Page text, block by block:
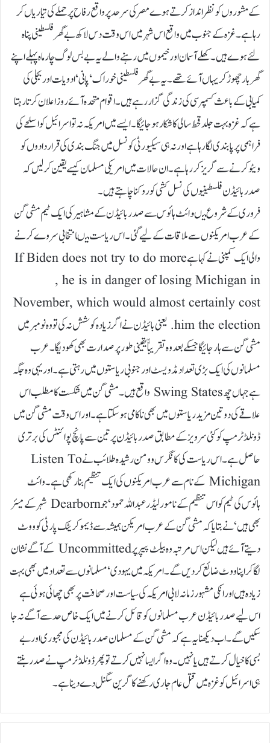
کے مشوروں کو نظر انداز کرتے ہوے مصر کی سرحد پر واقع رفاح پر حملے کی تیاریاں کر
رہا ہے۔ غزہ کے جنوب میں واقع اس شہر میں اس وقت دس لاکھ بے گھر فلسطینی پناہ
لئے ہوے ہیں۔ کھلے آسمان اور خیموں میں رہنے والے یہ بے بس لوگ چار ماہ پہلے اپنے
گھر بار چھوڑ کر یہاں آئے تھے۔ یہ بے گھر فلسطینی خوراک‘ پانی‘ ادویات اور بجلی کی
کمیابی کے باعث کسمپرسی کی زندگی گزار رہے ہیں۔ اقوام متحدہ آئے روز اعلان کرتا رہتا
ہے کہ غزہ بہت جلد قحط سالی کا شکار ہو جائیگا۔ ایسے میں امریکہ نہ تو اسرائیل کو اسلحے کی
فراہمی پر پابندی لگا رہا ہے اور نہ ہی سیکیورٹی کونسل میں جنگ بندی کی قراردادوں کو
ویٹو کرنے سے گریز کر رہا ہے۔ ان حالات میں امریکی مسلمان کیسے یقین کر لیں کہ
صدر بائیڈن فلسطینیوں کی نسل کشی کو روکنا چاہتے ہیں۔
فروری کے شروع میںوائٹ ہائوس سے صدر بائیڈن کے مشاہیر کی ایک ٹیم مشی گن
کے عرب امریکنوں سے ملاقات کے لیے گئی۔ اس ریاست میںانتخابی سروے کرنے
والی ایک کمپنی نے کہا ہےIf Biden does not try to do more
, he is in danger of losing Michigan in
November, which would almost certainly cost
him the election. یعنی بائیڈن نے اگر زیادہ کوشش نہ کی تو وہ نومبر میں
مشی گن سے ہار جائیگا جسکے بعد وہ تقریباّّ یقینی طور پر صدارت بھی کھو دیگا۔ عرب
مسلمانوں کی ایک بڑی تعداد مڈ ویسٹ اور جنوبی ریاستوں میں رہتی ہے۔ اور یہی وہ جگہ
ہے جہاں چھ Swing States واقع ہیں۔ مشی گن میں شکست کا مطلب اس
علاقے کی دو تین مزید ریاستوں میں بھی ناکامی ہو سکتا ہے۔ اور اس وقت مشی گن میں
ڈونلڈ ٹرمپ کو کئی سرویز کے مطابق صدر بائیڈن پر تین سے پانچ پوائنٹس کی برتری
حاصل ہے۔ اس ریاست کی کانگرس وومن رشیدہ طلائب نے Listen To
Michigan کے نام سے عرب امریکنوں کی ایک تنظیم بنا رکھی ہے۔ وائٹ
ہائوس کی ٹیم کو اس تنظیم کے نامور لیڈر عبداللہ حمود‘ جو Dearborn شہر کے میئر
بھی ہیں‘ نے بتایا کہ مشی گن کے عرب امریکن ہمیشہ سے ڈیموکریٹک پارٹی کو ووٹ
دیتے آئے ہیں لیکن اس مرتبہ وہ بیلٹ پیپر پر Uncommitted کے آگے نشان
لگا کر اپنا ووٹ ضائع کر دیں گے۔ امریکہ میں یہودی ‘ مسلمانوں سے تعداد میں بھی بہت
زیادہ ہیں اور انکی مشہور زمانہ لابی امریکہ کی سیاست اور صحافت پر بھی چھائی ہوئی ہے
اس لیے صدر بائیڈن عرب مسلمانوں کو قائل کرنے میں ایک خاص حد سے آگے نہ جا
سکیں گے۔ اب دیکھنا یہ ہے کہ مشی گن کے مسلمان صدر بائیڈن کی مجبوری اور بے
بسی کا خیال کرتے ہیں یا نہیں۔ وہ اگر ایسا نہیں کرتے تو پھر ڈونلڈ ٹرمپ نے صدر بنتے
ہی اسرائیل کوغزہ میں قتل عام جاری رکھنے کا گرین سگنل دے دینا ہے۔